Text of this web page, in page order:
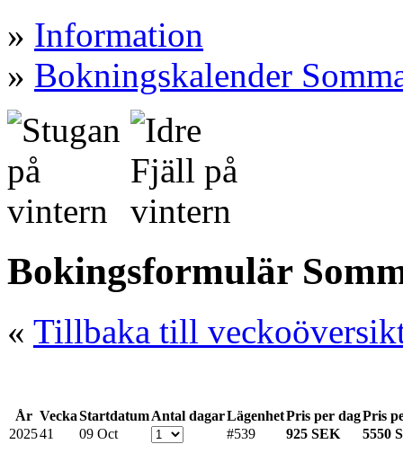
» Information
» Bokningskalender
Bokingsformulär
« Tillbaka till
År VeckaStartdatumAntal dagarLägenhetPris per dagPris
202541 09 Oct #539 925 SEK 5550